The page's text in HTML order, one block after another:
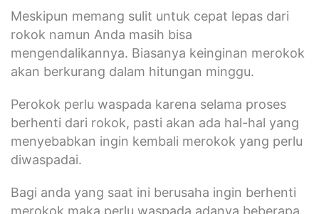
Meskipun memang sulit untuk cepat lepas dari
rokok namun Anda masih bisa
mengendalikannya. Biasanya keinginan merokok
akan berkurang dalam hitungan minggu.
Perokok perlu waspada karena selama proses
berhenti dari rokok, pasti akan ada hal-hal yang
menyebabkan ingin kembali merokok yang perlu
diwaspadai.
Bagi anda yang saat ini berusaha ingin berhenti
merokok maka perlu waspada adanya beberapa